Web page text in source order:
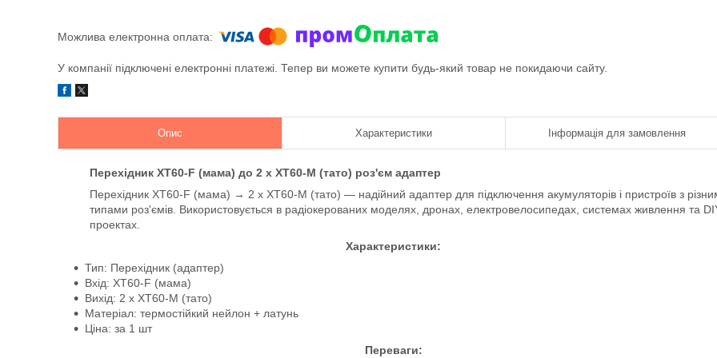
У компанії підключені електронні платежі. Тепер ви можете купити будь-який товар не покидаючи сайту.
Опис Характеристики Інформація для замовлення
Перехідник XT60-F (мама) до 2 х XT60-M (тато) роз'єм адаптер
Перехідник XT60-F (мама) → 2 х XT60-M (тато) — надійний адаптер для підключення акумуляторів і пристроїв з
типами роз'ємів. Використовується в радіокерованих моделях, дронах, електровелосипедах, системах живлення та
проектах.
Характеристики:
Тип: Перехідник (адаптер)
Вхід: XT60-F (мама)
Вихід: 2 х XT60-M (тато)
Матеріал: термостійкий нейлон + латунь
Ціна: за 1 шт
Переваги: